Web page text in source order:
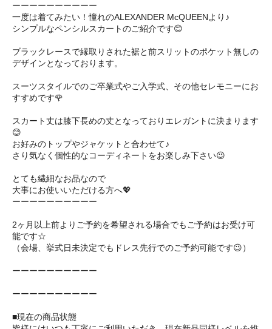
ーーーーーーーーーー
一度は着てみたい！憧れのALEXANDER McQUEENより♪
シンプルなペンシルスカートのご紹介です😊
ブラックレースで縁取りされた裾と前スリットのポケット無しの
デザインとなっております。
スーツスタイルでのご卒業式やご入学式、その他セレモニーにお
すすめです🌹
スカート丈は膝下長めの丈となっておりエレガントに決まります
😊
お好みのトップやジャケットと合わせて♪
さり気なく個性的なコーディネートをお楽しみ下さい😉
とても繊細なお品なので
大事にお使いいただける方へ💖
ーーーーーーーーーー
2ヶ月以上前よりご予約を希望される場合でもご予約はお受け可
能です☆
（会場、挙式日未決定でもドレス先行でのご予約可能です😉）
ーーーーーーーーーー
ーーーーーーーーーー
■現在の商品状態